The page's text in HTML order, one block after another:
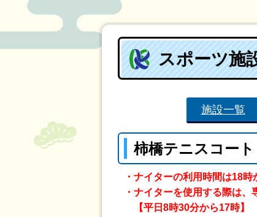
スポーツ施
施設一覧
柿橋テニスコー
・ナイターの利用時間は18時
・ナイターを使用する際は
【平日8時30分から17時】